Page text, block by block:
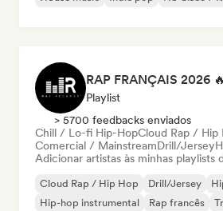
Playlist
> 5700 feedbacks enviados
Chill / Lo-fi Hip-HopCloud Rap / Hip
Comercial / MainstreamDrill/Jersey
Adicionar artistas às minhas playlists
Cloud Rap / Hip Hop Drill/Jersey
Hip-hop instrumental
Rap francês